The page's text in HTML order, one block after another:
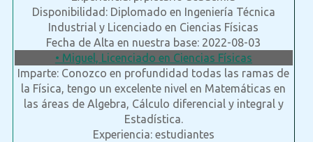
Disponibilidad: Diplomado en Ingeniería Técnica
Industrial y Licenciado en Ciencias Físicas
Fecha de Alta en nuestra base: 2022-08-03
• Miguel, Licenciado en Ciencias Físicas
Imparte: Conozco en profundidad todas las ramas de
la Física, tengo un excelente nivel en Matemáticas en
las áreas de Algebra, Cálculo diferencial y integral y
Estadística.
Experiencia: estudiantes